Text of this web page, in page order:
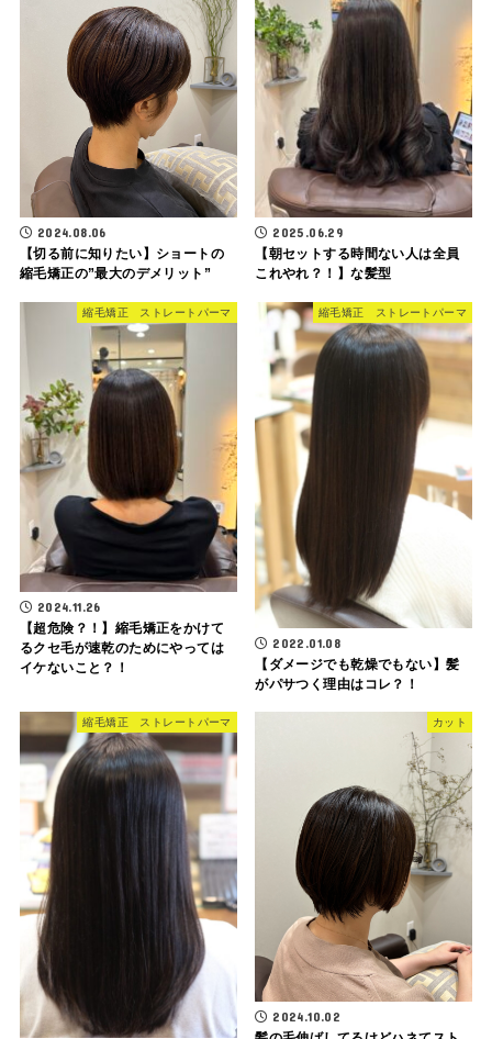
2024.08.06
【切る前に知りたい】ショートの
縮毛矯正の”最大のデメリット”
2025.06.29
【朝セットする時間ない人は全員
これやれ？！】な髪型
縮毛矯正 ストレートパーマ
2024.11.26
【超危険？！】縮毛矯正をかけて
るクセ毛が速乾のためにやっては
イケないこと？！
縮毛矯正 ストレートパーマ
2022.01.08
【ダメージでも乾燥でもない】髪
がパサつく理由はコレ？！
縮毛矯正 ストレートパーマ カット
2024.10.02